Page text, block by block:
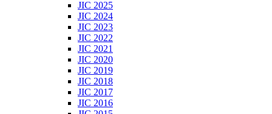
JIC 2025
JIC 2024
JIC 2023
JIC 2022
JIC 2021
JIC 2020
JIC 2019
JIC 2018
JIC 2017
JIC 2016